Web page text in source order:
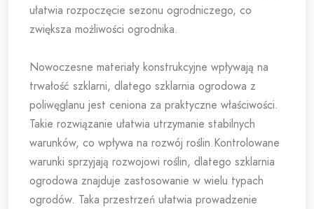
ułatwia rozpoczęcie sezonu ogrodniczego, co
zwiększa możliwości ogrodnika.
Nowoczesne materiały konstrukcyjne wpływają na
trwałość szklarni, dlatego szklarnia ogrodowa z
poliwęglanu jest ceniona za praktyczne właściwości.
Takie rozwiązanie ułatwia utrzymanie stabilnych
warunków, co wpływa na rozwój roślin.Kontrolowane
warunki sprzyjają rozwojowi roślin, dlatego szklarnia
ogrodowa znajduje zastosowanie w wielu typach
ogrodów. Taka przestrzeń ułatwia prowadzenie